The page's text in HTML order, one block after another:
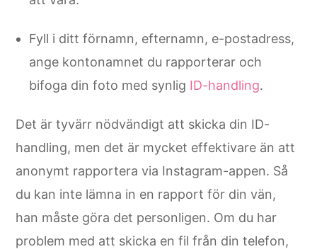
Fyll i ditt förnamn, efternamn, e-postadress,
ange kontonamnet du rapporterar och
bifoga din foto med synlig ID-handling.
Det är tyvärr nödvändigt att skicka din ID-
handling, men det är mycket effektivare än att
anonymt rapportera via Instagram-appen. Så
du kan inte lämna in en rapport för din vän,
han måste göra det personligen. Om du har
problem med att skicka en fil från din telefon,